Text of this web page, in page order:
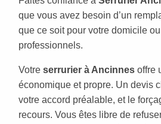
que vous avez besoin d’un
que ce soit pour votre domicile
professionnels.
Votre serrurier à Ancinnes offre
économique et propre. Un devis
votre accord préalable, et le
recours. Vous êtes libre de